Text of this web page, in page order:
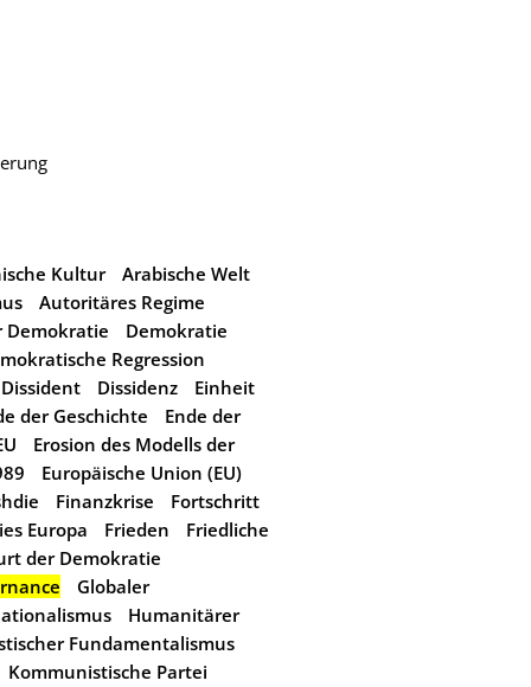
Kultur
Arabische Welt
Autoritäres Regime
Demokratie
Demokratie
Regression
Dissident Dissidenz
Einheit
der Geschichte
Ende der
Erosion des Modells der
Europäische Union (EU)
Finanzkrise
Fortschritt
Europa Frieden
Friedliche
der Demokratie
Globaler
Humanitärer
Fundamentalismus
Kommunistische Partei